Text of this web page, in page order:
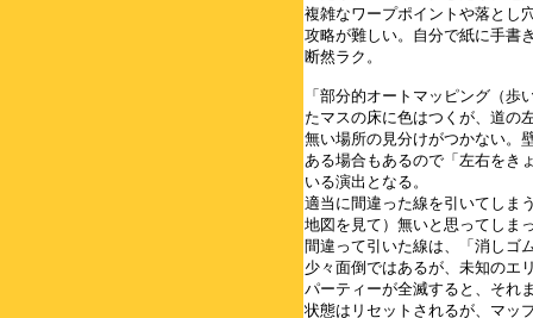
複雑なワープポイントや落とし
攻略が難しい。自分で紙に手書
断然ラク。
「部分的オートマッピング（
たマスの床に色はつくが、道の
無い場所の見分けがつかない。
ある場合もあるので「左右をき
いる演出となる。
適当に間違った線を引いてしま
地図を見て）無いと思ってしま
間違って引いた線は、「消しゴ
少々面倒ではあるが、未知のエ
パーティーが全滅すると、それ
状態はリセットされるが、マッ